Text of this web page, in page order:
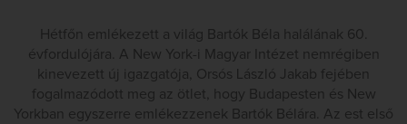
Hétfőn emlékezett a világ Bartók Béla halálának 60.
évfordulójára. A New York-i Magyar Intézet nemrégiben
kinevezett új igazgatója, Orsós László Jakab fejében
fogalmazódott meg az ötlet, hogy Budapesten és New
Yorkban egyszerre emlékezzenek Bartók Bélára. Az est első